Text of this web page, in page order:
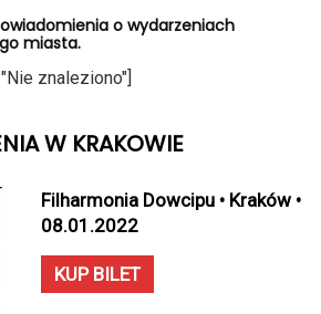
o wydarzeniach
miasta.
znaleziono"]
W KRAKOWIE
Filharmonia Dowcipu • Kraków •
08.01.2022
KUP BILET